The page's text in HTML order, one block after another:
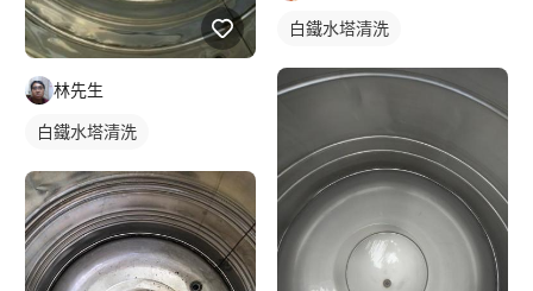
林先生
白鐵水塔清洗
白鐵水塔清洗